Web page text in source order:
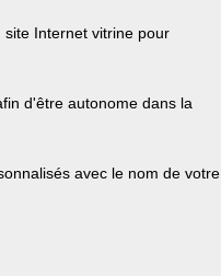
Internet vitrine pour
d'être autonome dans la
avec le nom de votre